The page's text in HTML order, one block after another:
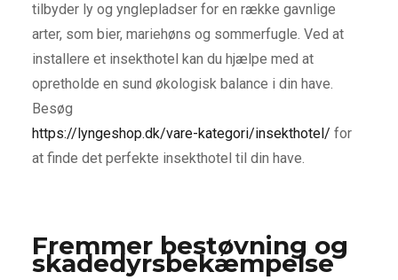
tilbyder ly og ynglepladser for en række gavnlige
arter, som bier, mariehøns og sommerfugle. Ved at
installere et insekthotel kan du hjælpe med at
opretholde en sund økologisk balance i din have.
Besøg
https://lyngeshop.dk/vare-kategori/insekthotel/ for
at finde det perfekte insekthotel til din have.
Fremmer bestøvning og
skadedyrsbekæmpelse